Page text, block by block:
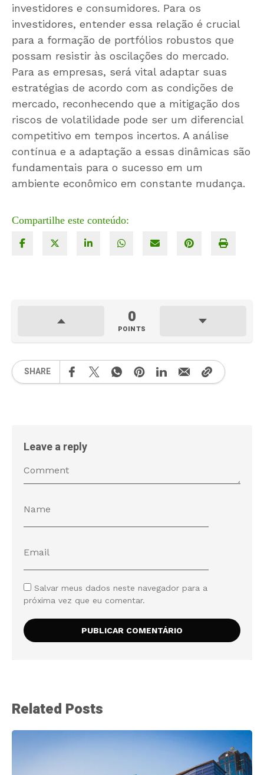
investidores e consumidores. Para os
investidores, entender essa relação é crucial
para a formação de portfólios robustos que
possam resistir às oscilações do mercado.
Para as empresas, será vital adaptar suas
estratégias de acordo com as condições de
mercado, reconhecendo que a mitigação dos
riscos de volatilidade pode ser um diferencial
competitivo em tempos incertos. A análise
contínua e a adaptação a essas dinâmicas são
fundamentais para o sucesso em um
ambiente econômico em constante mudança.
Compartilhe este conteúdo:
0
POINTS
SHARE
Leave a reply
Salvar meus dados neste navegador para a
próxima vez que eu comentar.
Related Posts